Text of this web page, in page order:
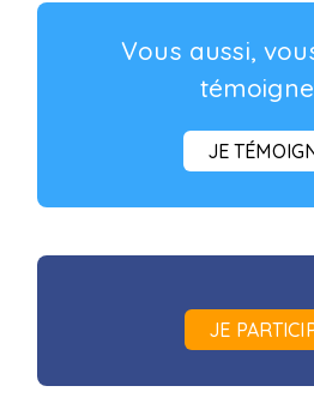
Vous aussi,
JE
JE